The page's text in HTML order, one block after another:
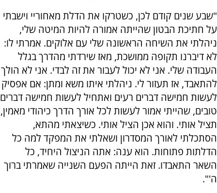
"שבע שנים קודם לכן, כשטרקו את הדלת מאחוריי וישבתי
על חתיכת הבטון שהייתה אמורה להיות המיטה שלי,
ניהלתי את השיחה הראשונה שלי עם אלוקים. אמרתי לו:
לא דיברנו תקופה ממושכת, מאז שירדתי מהדרך בגלל
העבודה שלי. אני לא יכול לעבור את זה לבדי. אני לא הולך
להתאבד, אז תעזור לי. ניהלתי איתו משא ומתן: אם אפסיק
לעשות חמישה דברים רעים ואתחיל לעשות חמישה דברים
טובים, שהייתי אמור לעשות לכל אורך הדרך כיהודי מאמין,
תציל אותי. והוא אכן הציל אותי. כשיצאתי מהתא,
הסתכלתי לאורך המסדרון ושאלתי את המפקד למה כל
הדלתות פתוחות. הוא ענה: אתה הניצול היחיד, כל
השאר התאבדו. זאת הייתה הפעם השנייה שאמרתי ברוך
ה'".